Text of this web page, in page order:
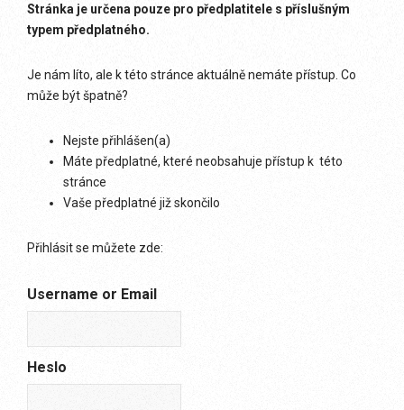
Stránka je určena pouze pro předplatitele s příslušným
typem předplatného.
Je nám líto, ale k této stránce aktuálně nemáte přístup. Co
může být špatně?
Nejste přihlášen(a)
Máte předplatné, které neobsahuje přístup k této
stránce
Vaše předplatné již skončilo
Přihlásit se můžete zde:
Username or Email
Heslo